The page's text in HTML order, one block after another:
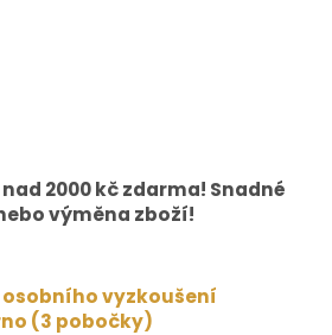
2000 kč zdarma! Snadné
výměna zboží!
osobního vyzkoušení
(3 pobočky)